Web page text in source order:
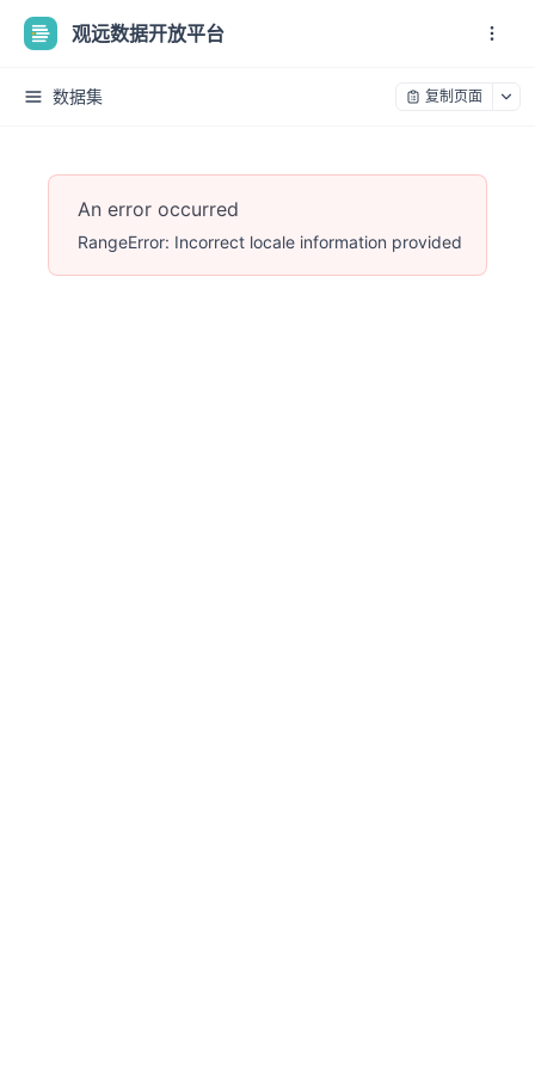
观远数据开放平台
数据集 复制页面
An error occurred
RangeError: Incorrect locale information provided